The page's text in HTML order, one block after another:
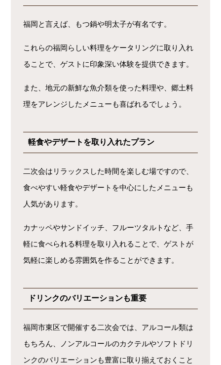
福岡と言えば、もつ鍋や明太子が有名です。
これらの福岡らしい料理をケータリングに取り入れ
ることで、ゲストに印象深い体験を提供できます。
また、地元の新鮮な魚介類を使った料理や、郷土料
理をアレンジしたメニューも喜ばれるでしょう。
軽食やデザートを取り入れたプラン
二次会はリラックスした時間を楽しむ場ですので、
食べやすい軽食やデザートを中心にしたメニューも
人気があります。
カナッペやサンドイッチ、フルーツタルトなど、手
軽に食べられる料理を取り入れることで、ゲストが
気軽に楽しめる雰囲気を作ることができます。
ドリンクのバリエーションも重要
福岡市東区で開催する二次会では、アルコール類は
もちろん、ノンアルコールのカクテルやソフトドリ
ンクのバリエーションも豊富に取り揃えておくこと